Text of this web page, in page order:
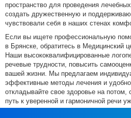
пространство для проведения
создать дружественную и
чувствовали себя в наших стенах
Если вы ищете профессиональную
в Брянске, обратитесь в Медицинский
Наши высококвалифицированные
речевые трудности, повысить
вашей жизни. Мы предлагаем
эффективные методы лечения и
откладывайте свое здоровье на потом,
путь к уверенной и гармоничной речи